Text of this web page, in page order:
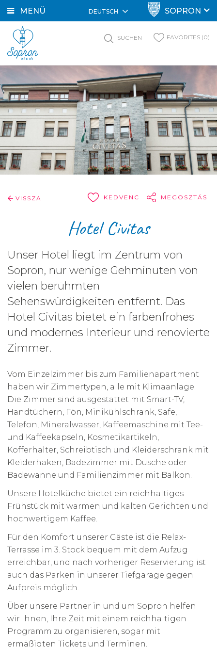
MENÜ DEUTSCH SOPRON
SUCHEN FAVORITES (0)
VISSZA KEDVENC MEGOSZTÁS
Hotel Civitas
Unser Hotel liegt im Zentrum von
Sopron, nur wenige Gehminuten von
vielen berühmten
Sehenswürdigkeiten entfernt. Das
Hotel Civitas bietet ein farbenfrohes
und modernes Interieur und renovierte
Zimmer.
Vom Einzelzimmer bis zum Familienapartment
haben wir Zimmertypen, alle mit Klimaanlage.
Die Zimmer sind ausgestattet mit Smart-TV,
Handtüchern, Fön, Minikühlschrank, Safe,
Telefon, Mineralwasser, Kaffeemaschine mit Tee-
und Kaffeekapseln, Kosmetikartikeln,
Kofferhalter, Schreibtisch und Kleiderschrank mit
Kleiderhaken, Badezimmer mit Dusche oder
Badewanne und Familienzimmer mit Balkon.
Unsere Hotelküche bietet ein reichhaltiges
Frühstück mit warmen und kalten Gerichten und
hochwertigem Kaffee.
Für den Komfort unserer Gäste ist die Relax-
Terrasse im 3. Stock bequem mit dem Aufzug
erreichbar, und nach vorheriger Reservierung ist
auch das Parken in unserer Tiefgarage gegen
Aufpreis möglich.
Über unsere Partner in und um Sopron helfen
wir Ihnen, Ihre Zeit mit einem reichhaltigen
Programm zu organisieren, sogar mit
ermäßigten Tickets und Terminen.